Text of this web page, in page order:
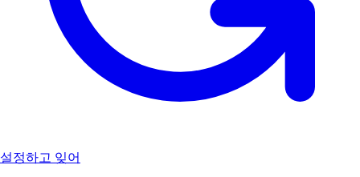
설정하고 잊어